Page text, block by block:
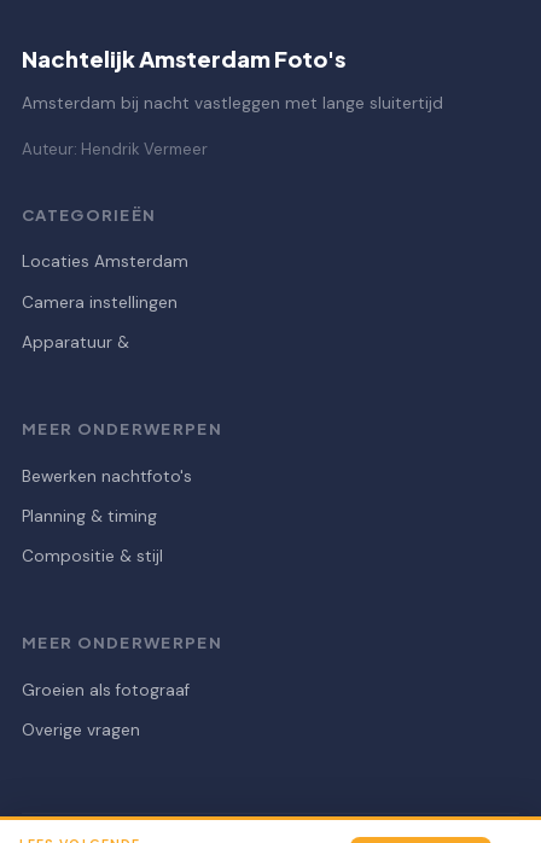
Nachtelijk Amsterdam Foto's
Amsterdam bij nacht vastleggen met lange sluitertijd
Auteur: Hendrik Vermeer
CATEGORIEËN
Locaties Amsterdam
Camera instellingen
Apparatuur &
MEER ONDERWERPEN
Bewerken nachtfoto's
Planning & timing
Compositie & stijl
MEER ONDERWERPEN
Groeien als fotograaf
Overige vragen